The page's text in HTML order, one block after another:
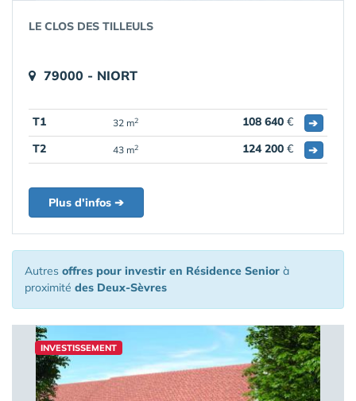
LE CLOS DES TILLEULS
79000 - NIORT
T1 32 m2 108 640 €
➔
T2
43 m2 124 200 € ➔
Plus d'infos ➔
Autres offres pour investir en Résidence Senior à
proximité des Deux-Sèvres
INVESTISSEMENT